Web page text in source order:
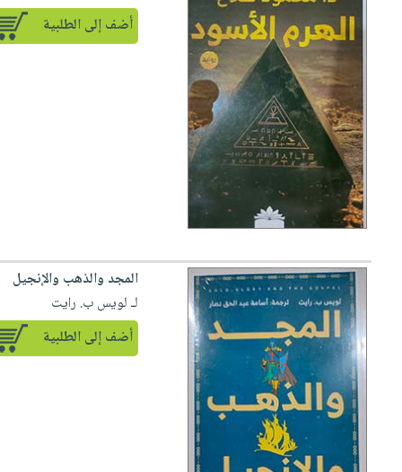
صابون
أطفال
مناسبات
فيديوهات
أسئلة
يتكرر
طرحها
خدمات
نيل
وفرات
انشر
كتابك
معنا
عربة
الإصدارات
أضف إلى الطلبية
المجد والذهب والإنجيل
لـ لويس ب. رايت
أضف إلى الطلبية